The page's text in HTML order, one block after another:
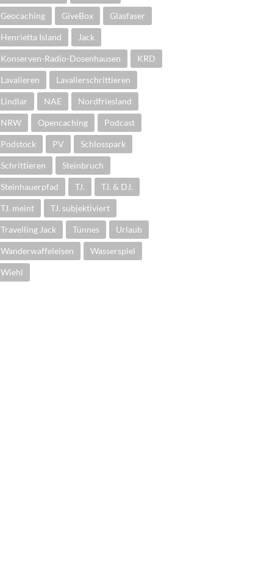
Geocaching GiveBox Glasfaser
Henrietta Island Jack
Konserven-Radio-Dosenhausen KRD
Lavalieren Lavalierschrittieren
Lindlar NAE Nordfriesland
NRW Opencaching Podcast
Podstock PV Schlosspark
Schrittieren Steinbruch
Steinhauerpfad TJ. TJ. & DJ.
TJ. meint TJ. subjektiviert
Travelling Jack Tünnes Urlaub
Wanderwaffeleisen Wasserspiel
Wiehl